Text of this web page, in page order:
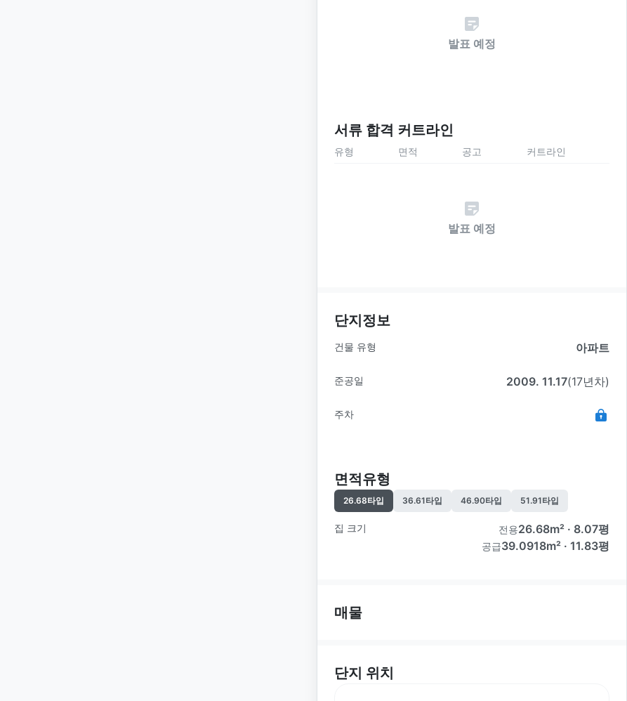
발표 예정
서류 합격 커트라인
유형 면적 공고 커트라인
발표 예정
단지정보
건물 유형 아파트
준공일 2009. 11.17(17년차)
주차
면적유형
26.68타입 36.61타입 46.90타입 51.91타입
집 크기 전용26.68m² · 8.07평
공급39.0918m² · 11.83평
매물
단지 위치